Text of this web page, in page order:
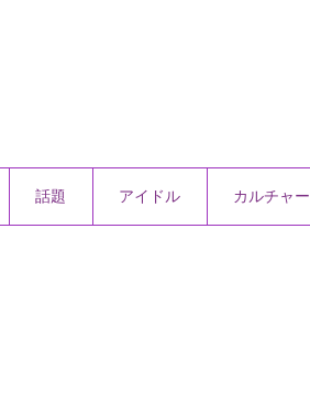
話題 アイドル カルチャー